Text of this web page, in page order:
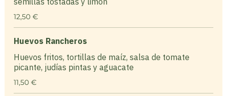
12,50 €
Huevos Rancheros
Huevos fritos, tortillas de maíz, salsa de tomate
picante, judías pintas y aguacate
11,50 €